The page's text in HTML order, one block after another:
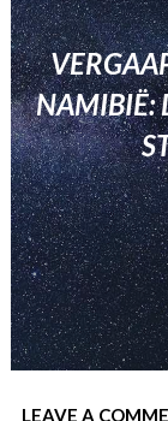
NAMIBIË:
LEAVE A